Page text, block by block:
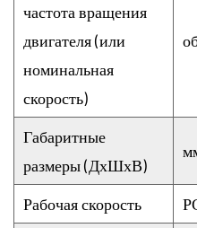
частота вращения
двигателя (или
номинальная
скорость)
Габаритные
размеры (ДхШхВ)
Рабочая скорость